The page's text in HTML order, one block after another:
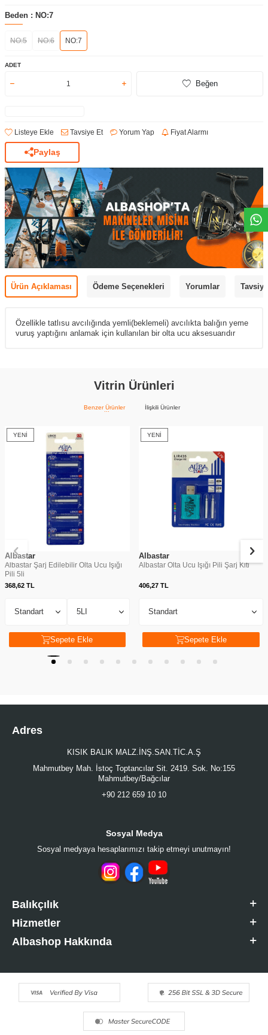
Beden : NO:7
NO:5 NO:6 NO:7
ADET
Beğen
Listeye Ekle Tavsiye Et Yorum Yap Fiyat Alarmı
Paylaş
Ürün Açıklaması Ödeme Seçenekleri Yorumlar
Özellikle tatlısu avcılığında yemli(beklemeli) avcılıkta balığın yeme
vuruş yaptığını anlamak için kullanılan bir olta ucu aksesuarıdır
Vitrin Ürünleri
Benzer Ürünler İlişkili Ürünler
YENI
Albastar
Albastar Şarj Edilebilir Olta Ucu Işığı
Pili 5li
368,62 TL
Sepete Ekle
YENI
Albastar
Albastar Olta Ucu Işığı Pili Şarj Kiti
406,27TL
Sepete Ekle
Adres
KISIK BALIK MALZ.İNŞ.SAN.TİC.A.Ş
Mahmutbey Mah. İstoç Toptancılar Sit. 2419. Sok. No:155
Mahmutbey/Bağcılar
+90 212 659 10 10
Sosyal Medya
Sosyal medyaya hesaplarımızı takip etmeyi unutmayın!
Balıkçılık
Hizmetler
Albashop Hakkında